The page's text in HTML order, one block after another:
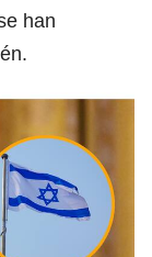
han